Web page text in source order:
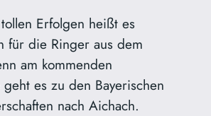
Erfolgen heißt es
für die Ringer aus dem
am kommenden
es zu den Bayerischen
nach Aichach.